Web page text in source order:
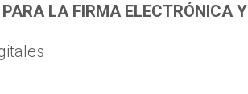
LA FIRMA ELECTRÓNICA Y